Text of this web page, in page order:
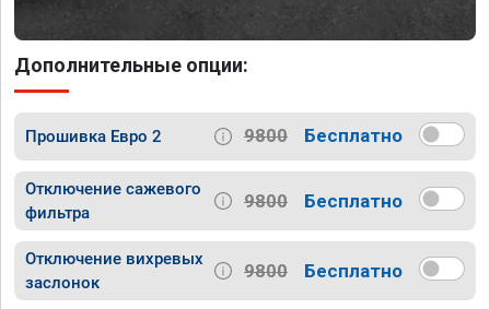
Дополнительные опции:
Прошивка Евро 2 9800 Бесплатно
Отключение сажевого
фильтра
9800 Бесплатно
Отключение вихревых
заслонок
9800 Бесплатно